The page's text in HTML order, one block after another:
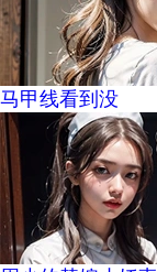
马甲线看到没